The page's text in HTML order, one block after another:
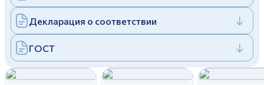
Декларация о соответствии
ГОСТ